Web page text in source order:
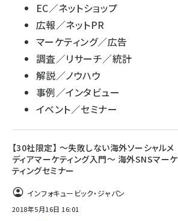
EC／ネットショップ
広報／ネットPR
マーケティング／広告
調査／リサーチ／統計
解説／ノウハウ
事例／インタビュー
イベント／セミナー
【30社限定】 ～失敗しない海外ソーシャルメ
ディアマーケティング入門～ 海外SNSマーケ
ティングセミナー
インフォキュービック・ジャパン
2018年5月16日 16:01